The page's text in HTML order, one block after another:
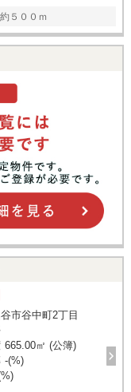
５００ｍ
市谷中町2丁目
665.00㎡ (公簿)
-(%)